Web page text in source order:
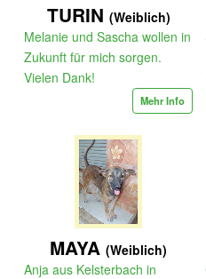
TURIN (Weiblich)
Melanie und Sascha wollen in
Zukunft für mich sorgen.
Vielen Dank!
Mehr Info
MAYA (Weiblich)
Anja aus Kelsterbach in